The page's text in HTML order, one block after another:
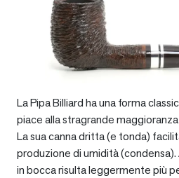
La Pipa Billiard ha una forma
piace alla stragrande
La sua canna dritta (e tonda)
produzione di umidità
in bocca risulta leggermente più